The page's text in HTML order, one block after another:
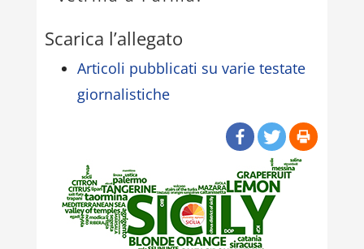
Scarica l’allegato
Articoli pubblicati su varie testate
giornalistiche